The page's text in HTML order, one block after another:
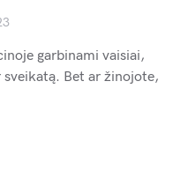
garbinami vaisiai,
Bet ar žinojote,